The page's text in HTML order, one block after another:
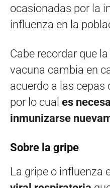
ocasionadas por la
influenza en la
Cabe recordar que
vacuna cambia en
acuerdo a las cepas
por lo cual es
inmunizarse
Sobre la gripe
La gripe o influenza